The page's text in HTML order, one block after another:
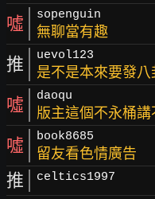
噓 sopenguin
無聊當有趣
推 uevol123
是不是本來要發八
噓 daoqu
版主這個不永桶講
噓 book8685
留友看色情廣告
推 celtics1997